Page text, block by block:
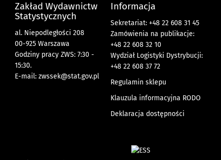
Zakład Wydawnictw
Statystycznych
al. Niepodległości 208
00-925 Warszawa
Godziny pracy ZWS: 7:30 -
15:30.
E-mail: zwssek@stat.gov.pl
Informacja
Sekretariat: +48 22 608 31 45
Zamówienia na publikacje:
+48 22 608 32 10
Wydział Logistyki Dystrybucji:
+48 22 608 37 72
Regulamin sklepu
Klauzula informacyjna RODO
Deklaracja dostępności